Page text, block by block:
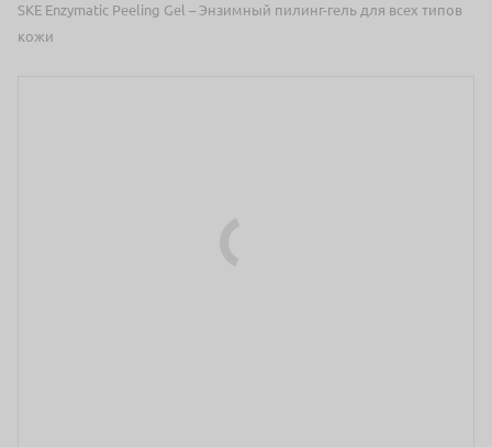
SKE Enzymatic Peeling Gel – Энзимный пилинг-гель для всех типов
кожи